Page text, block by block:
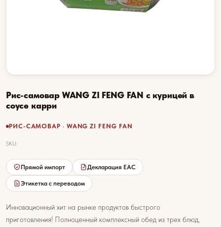
Рис-самовар WANG ZI FENG FAN с курицей в
соусе карри
РИС-САМОВАР · WANG ZI FENG FAN
SKU:
Прямой импорт Декларация EAC
Этикетка с переводом
Инновационный хит на рынке продуктов быстрого
приготовления! Полноценный комплексный обед из трех блюд,